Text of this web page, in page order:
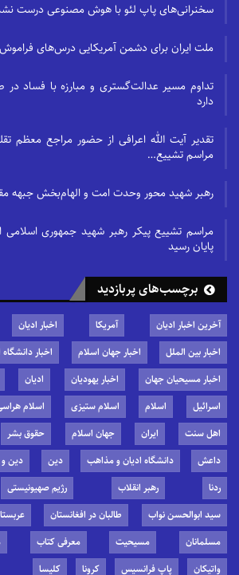
سخنرانی‌های پاپ لئو با هوش مصنوعی درست
ملت ایران برای دشمن آمریکایی درس‌های
تداوم مسیر عدالت‌گستری و مبارزه با فساد در
دارد
تقدیر آیت الله اعرافی از حضور مراجع معظم
مراسم تشییع…
رهبر شهید محور وحدت امت و الهام‌بخش جبهه
مراسم تشییع پیکر رهبر شهید جمهوری اسلامی
پایان رسید
برچسب‌های پربازدید
آخرین اخبار ادیان آمریکا اخبار ادیان
اخبار بین الملل
اخبار جهان اسلام اخبار دانشگاه
اخبار مسیحیان جهان
اخبار یهودیان ادیان
اسرائیل
اسلام اسلام ستیزی اسلام
اهل سنت
ایران جهان اسلام حقوق بشر
داعش
دانشگاه ادیان و مذاهب دین دین
ردنا
رهبر انقلاب رژیم صهیونیستی
سید ابوالحسن نواب
طالبان در افغانستان
مسلمانان
مسیحیت معرفی کتاب
واتیکان
پاپ فرانسیس کرونا کلیسا